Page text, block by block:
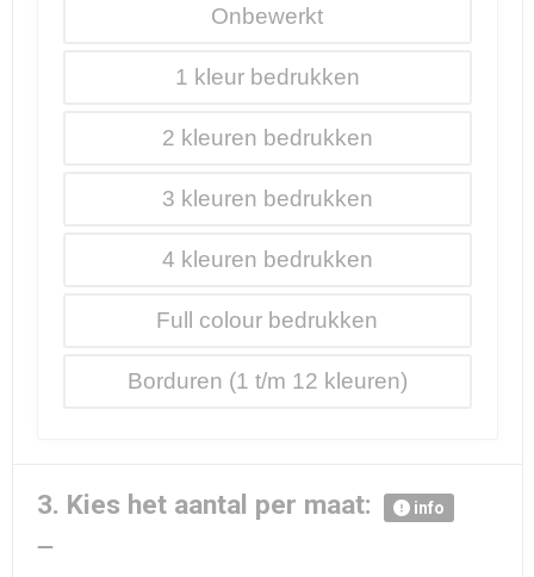
Onbewerkt
1
2
3
4
Borduren
Full colour
3. Kies het aantal per maat: info